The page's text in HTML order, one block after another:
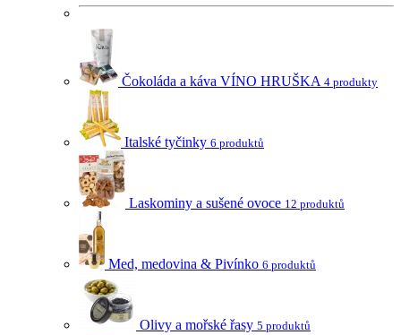
Čokoláda a káva VÍNO HRUŠKA 4 produkty
Italské tyčinky 6 produktů
Laskominy a sušené ovoce 12 produktů
Med, medovina & Pivínko 6 produktů
Olivy a mořské řasy 5 produktů